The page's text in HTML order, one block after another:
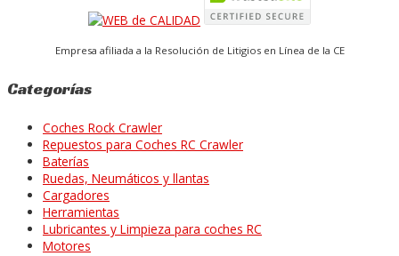
Empresa afiliada a la Resolución de Litigios en Línea de la CE
Categorías
Coches Rock Crawler
Repuestos para Coches RC Crawler
Baterías
Ruedas, Neumáticos y llantas
Cargadores
Herramientas
Lubricantes y Limpieza para coches RC
Motores